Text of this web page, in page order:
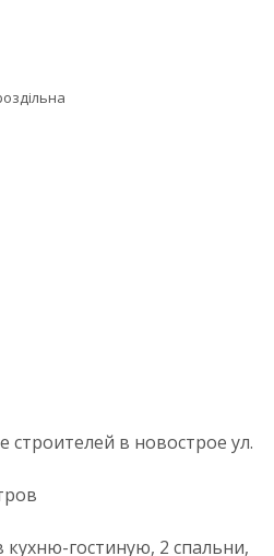
строителей в новострое ул.
кухню-гостиную, 2 спальни,